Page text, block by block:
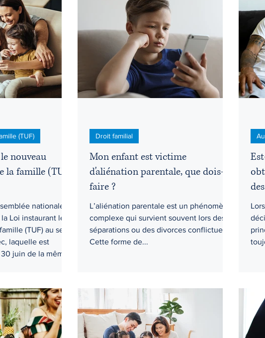
Droit civil Droit criminel Droit de la jeunesse Droit des affaires
familial Droit pénal Droits d'accès Droits et libertés
nouveau
famille (TUF)
nationale
Loi instaurant le
(TUF) au sein
laquelle est
juin de la même
de la famille au
décennies.
(TUF)
Mon enfant est victime
d'aliénation parentale, que dois-je
faire ?
L’aliénation parentale est un phénomène
complexe qui survient souvent lors des
séparations ou des divorces conflictuels.
Cette forme de...
Droit familial